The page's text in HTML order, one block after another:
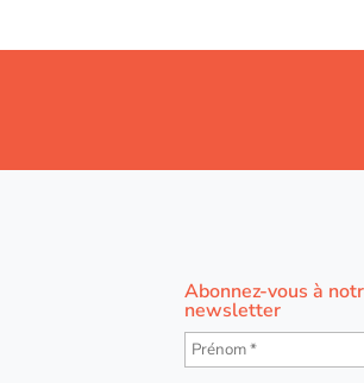
Abonnez-vous à
newsletter